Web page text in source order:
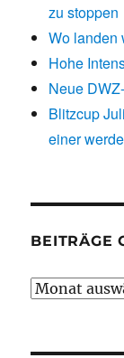
zu stoppen
Wo landen
Hohe
Neue
Blitzcup
einer
BEITRÄGE
Beiträge